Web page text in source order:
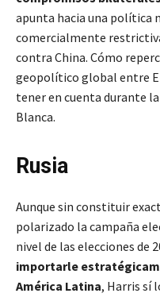
apunta hacia una política
comercialmente
contra China. Cómo
geopolítico global entre
tener en cuenta durante
Blanca.
Rusia
Aunque sin constituir
polarizado la campaña
nivel de las elecciones de
importarle
América Latina, Harris sí